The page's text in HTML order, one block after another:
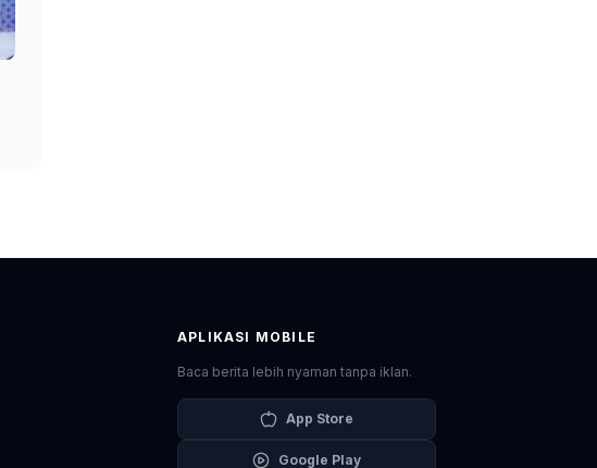
APLIKASI MOBILE
Baca berita lebih nyaman tanpa iklan.
App Store
Google Play